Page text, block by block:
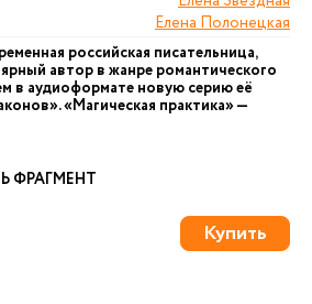
Елена Полонецкая
российская писательница,
автор в жанре романтического
в аудиоформате новую серию её
«Магическая практика» —
ФРАГМЕНТ
Купить